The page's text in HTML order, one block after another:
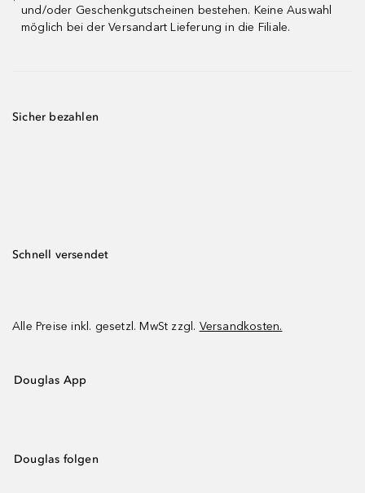
und/oder Geschenkgutscheinen bestehen. Keine Auswahl
möglich bei der Versandart Lieferung in die Filiale.
Sicher bezahlen
Schnell versendet
Alle Preise inkl. gesetzl. MwSt zzgl. Versandkosten.
Douglas App
Douglas folgen